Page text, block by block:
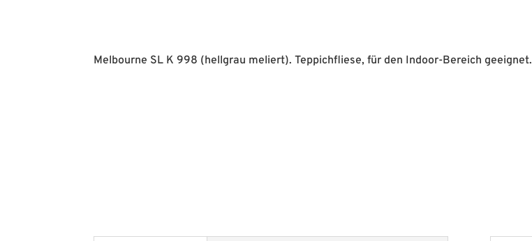
Melbourne SL K 998 (hellgrau meliert). Teppichfliese, für den Indoor-Bereich geeignet.